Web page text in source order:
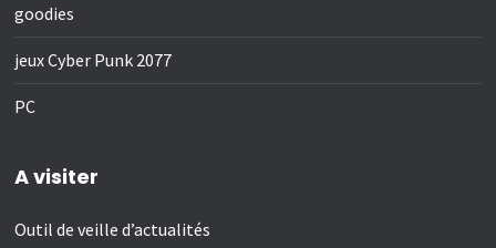
goodies
jeux Cyber Punk 2077
PC
A visiter
Outil de veille d’actualités